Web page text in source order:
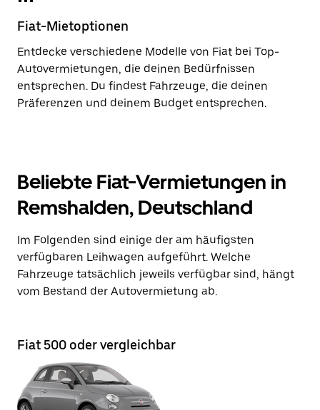
Fiat-Mietoptionen
Entdecke verschiedene Modelle von Fiat bei Top-
Autovermietungen, die deinen Bedürfnissen
entsprechen. Du findest Fahrzeuge, die deinen
Präferenzen und deinem Budget entsprechen.
Beliebte Fiat-Vermietungen in
Remshalden, Deutschland
Im Folgenden sind einige der am häufigsten
verfügbaren Leihwagen aufgeführt. Welche
Fahrzeuge tatsächlich jeweils verfügbar sind, hängt
vom Bestand der Autovermietung ab.
Fiat 500 oder vergleichbar